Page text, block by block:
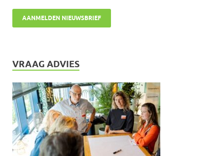
VRAAG ADVIES